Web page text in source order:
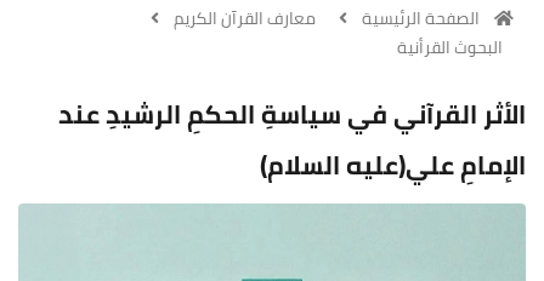
الصفحة الرئيسية
معارف القرآن الكريم
البحوث القرأنية
الأثر القرآني في سياسةِ الحكمِ الرشيدِ عند
الإمامِ علي(عليه السلام)